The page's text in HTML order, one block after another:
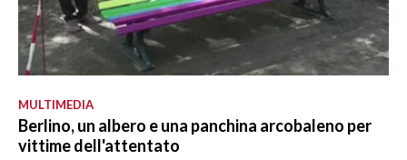
MULTIMEDIA
Berlino, un albero e una panchina arcobaleno per
vittime dell'attentato